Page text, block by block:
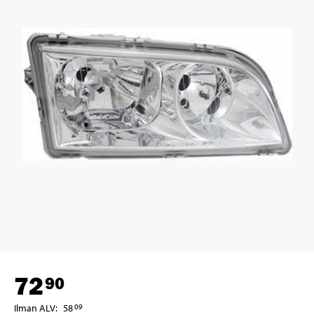
7290
Ilman ALV: 5809